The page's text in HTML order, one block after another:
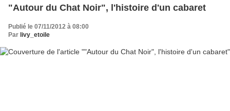
"Autour du Chat Noir", l'histoire d'un cabaret
Publié le 07/11/2012 à 08:00
Par livy_etoile